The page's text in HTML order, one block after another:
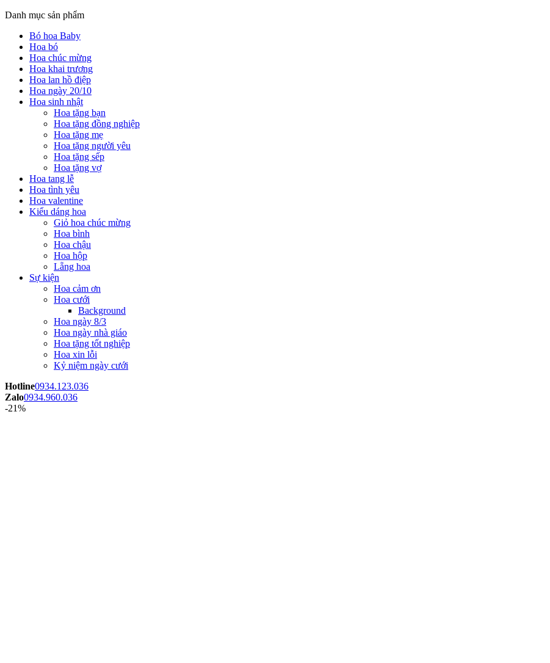
Danh mục sản phẩm
Bó hoa Baby
Hoa bó
Hoa chúc mừng
Hoa khai trương
Hoa lan hồ điệp
Hoa ngày 20/10
Hoa sinh nhật
Hoa tặng bạn
Hoa tặng đồng nghiệp
Hoa tặng mẹ
Hoa tặng người yêu
Hoa tặng sếp
Hoa tặng vợ
Hoa tang lễ
Hoa tình yêu
Hoa valentine
Kiểu dáng hoa
Giỏ hoa chúc mừng
Hoa bình
Hoa chậu
Hoa hộp
Lẵng hoa
Sự kiện
Hoa cảm ơn
Hoa cưới
Background
Hoa ngày 8/3
Hoa ngày nhà giáo
Hoa tặng tốt nghiệp
Hoa xin lỗi
Kỷ niệm ngày cưới
Hotline0934.123.036
Zalo0934.960.036
-21%